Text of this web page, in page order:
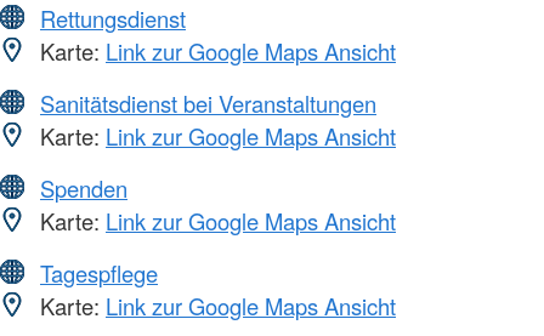
Rettungsdienst
Karte: Link zur Google Maps Ansicht
Sanitätsdienst bei Veranstaltungen
Karte: Link zur Google Maps Ansicht
Spenden
Karte: Link zur Google Maps Ansicht
Tagespflege
Karte: Link zur Google Maps Ansicht